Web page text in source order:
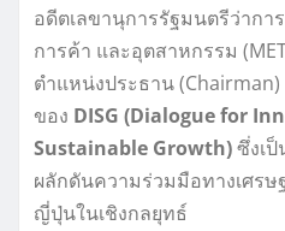
อดีตเลขานุการรัฐมนตรีว่ากา
การค้า และอุตสาหกรรม
ตำแหน่งประธาน (Chairman)
ของ DISG (Dialogue for
Sustainable Growth)ซึ่งเ
ผลักดันความร่วมมือทางเศรษ
ญี่ปุ่นในเชิงกลยุทธ์